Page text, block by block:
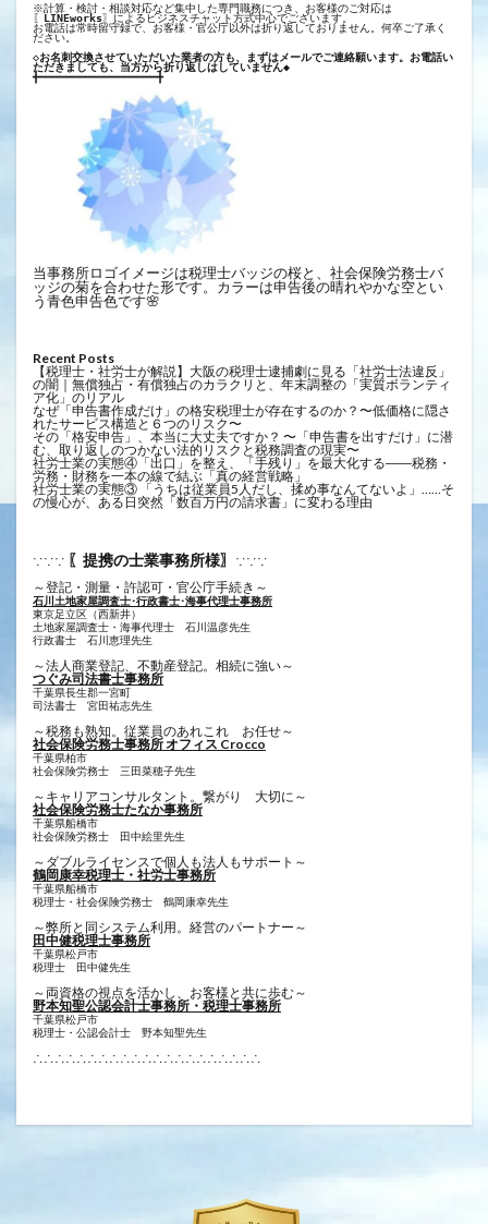
※計算・検討・相談対応など集中した専門職務につき、お客様のご対応は
〖 LINEworks〗によるビジネスチャット方式中心でございます。
お電話は常時留守録で、お客様・官公庁以外は折り返しておりません。何卒ご了承く
ださい。
◇お名刺交換させていただいた業者の方も、まずはメールでご連絡願います。お電話い
ただきましても、当方から折り返しはしていません◆
╋━━━━━━━━━━━━━━━━━━╋
当事務所ロゴイメージは税理士バッジの桜と、社会保険労務士バ
ッジの菊を合わせた形です。カラーは申告後の晴れやかな空とい
う青色申告色です🌸
Recent Posts
【税理士・社労士が解説】大阪の税理士逮捕劇に見る「社労士法違反」
の闇｜無償独占・有償独占のカラクリと、年末調整の「実質ボランティ
ア化」のリアル
なぜ「申告書作成だけ」の格安税理士が存在するのか？〜低価格に隠さ
れたサービス構造と６つのリスク〜
その「格安申告」、本当に大丈夫ですか？ 〜「申告書を出すだけ」に潜
む、取り返しのつかない法的リスクと税務調査の現実〜
社労士業の実態④「出口」を整え、「手残り」を最大化する――税務・
労務・財務を一本の線で結ぶ「真の経営戦略」
社労士業の実態③ 「うちは従業員5人だし、揉め事なんてないよ」……そ
の慢心が、ある日突然「数百万円の請求書」に変わる理由
∵∵∵ 〖提携の士業事務所様〗
∵∵∵
～登記・測量・許認可・官公庁手続き～
石川土地家屋調査士･行政書士･海事代理士事務所
東京足立区（西新井）
土地家屋調査士・海事代理士 石川温彦先生
行政書士 ​石川恵理先生
～法人商業登記、不動産登記。相続に強い～
つぐみ司法書士事務所
千葉県長生郡一宮町
司法書士 宮田祐志先生
～税務も熟知。従業員のあれこれ お任せ～
社会保険労務士事務所 オフィス Crocco
千葉県柏市
社会保険労務士 三田菜穂子先生
～キャリアコンサルタント。繋がり 大切に～
社会保険労務士たなか事務所
千葉県船橋市
社会保険労務士 田中絵里先生
～ダブルライセンスで個人も法人もサポート～
鶴岡康幸税理士・社労士事務所
千葉県船橋市
税理士・社会保険労務士 鶴岡康幸先生
～弊所と同システム利用。経営のパートナー～
田中健税理士事務所
千葉県松戸市
税理士 田中健先生
～両資格の視点を活かし、お客様と共に歩む～
野本知聖公認会計士事務所・税理士事務所
千葉県松戸市
税理士・公認会計士 野本知聖先生
∴∴∴∴∴∴∴∴∴∴∴∴∴∴∴∴∴∴∴∴∴